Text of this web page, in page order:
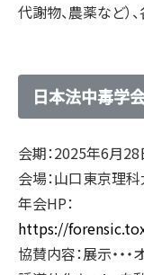
代謝物、農薬など）
日本法中毒学
会期：2025年6月28
会場：山口東京理科
年会HP：
https://
協賛内容：展示・・